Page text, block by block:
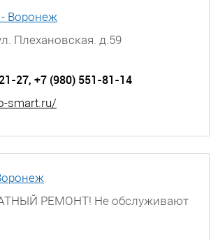
Воронеж
Плехановская. д.59
27, +7 (980) 551-81-14
smart.ru/
РЕМОНТ! Не обслуживают